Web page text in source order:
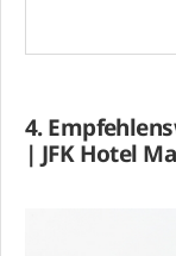
4.
| JFK Hotel